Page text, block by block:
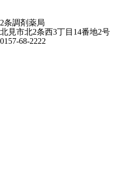
2条調剤薬局
北見市北2条西3丁目14番地2号
0157-68-2222